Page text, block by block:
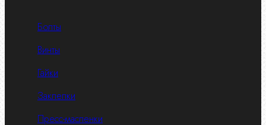
Болты
Винты
Гайки
Заклепки
Пресс-масленки